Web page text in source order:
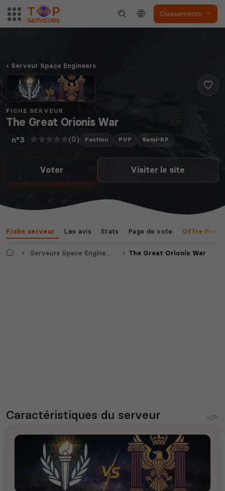
Classements
Serveur Space Engineers
FICHE SERVEUR
The Great Orionis War
n°3 (0) Faction PVP Semi-RP
Voter Visiter le site
Fiche serveur Les avis Stats Page de vote Offre
AccueilServeurs Space Engineers The Great Orionis War
Caractéristiques du serveur